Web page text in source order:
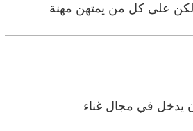
ولكن على كل من يمتهن مهنة
يدخل في مجال غناء